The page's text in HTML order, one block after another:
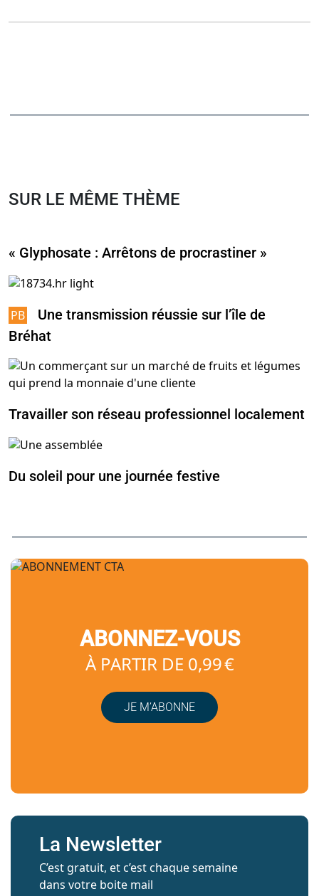
SUR LE MÊME THÈME
« Glyphosate : Arrêtons de procrastiner »
Une transmission réussie sur l’île de
Bréhat
Travailler son réseau professionnel localement
Du soleil pour une journée festive
ABONNEZ-VOUS
À PARTIR DE 0,99 €
JE M’ABONNE
La Newsletter
C’est gratuit, et c’est chaque semaine
dans votre boite mail